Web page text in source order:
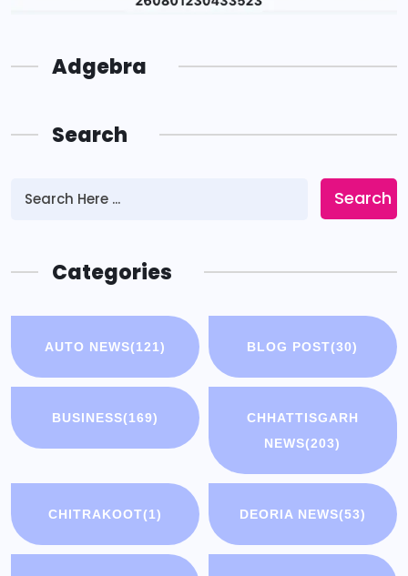
Adgebra
Search
Search
Categories
AUTO NEWS(121) BLOG POST(30)
BUSINESS(169)
CHHATTISGARH
NEWS(203)
CHITRAKOOT(1) DEORIA NEWS(53)